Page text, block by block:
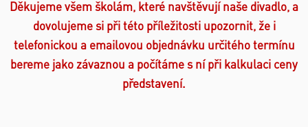
Děkujeme všem školám, které navštěvují naše divadlo, a
dovolujeme si při této příležitosti upozornit, že i
telefonickou a emailovou objednávku určitého termínu
bereme jako závaznou a počítáme s ní při kalkulaci ceny
představení.